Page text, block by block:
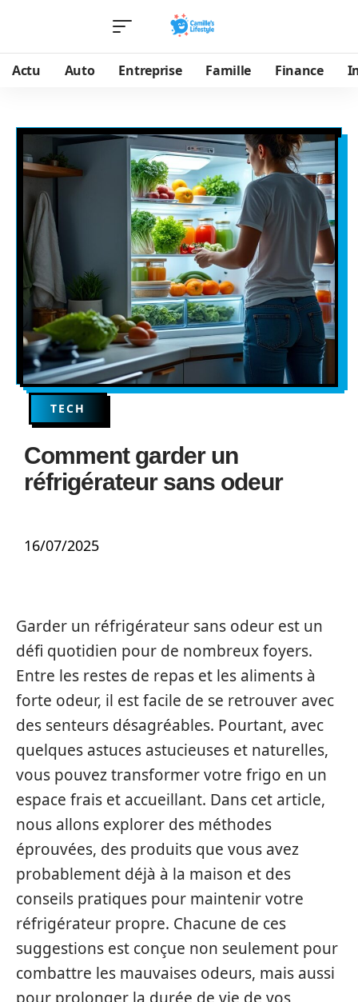
Actu Auto Entreprise Famille Finance
TECH
Comment garder un
réfrigérateur sans odeur
16/07/2025
Garder un réfrigérateur sans odeur est un
défi quotidien pour de nombreux foyers.
Entre les restes de repas et les aliments à
forte odeur, il est facile de se retrouver avec
des senteurs désagréables. Pourtant, avec
quelques astuces astucieuses et naturelles,
vous pouvez transformer votre frigo en un
espace frais et accueillant. Dans cet article,
nous allons explorer des méthodes
éprouvées, des produits que vous avez
probablement déjà à la maison et des
conseils pratiques pour maintenir votre
réfrigérateur propre. Chacune de ces
suggestions est conçue non seulement pour
combattre les mauvaises odeurs, mais aussi